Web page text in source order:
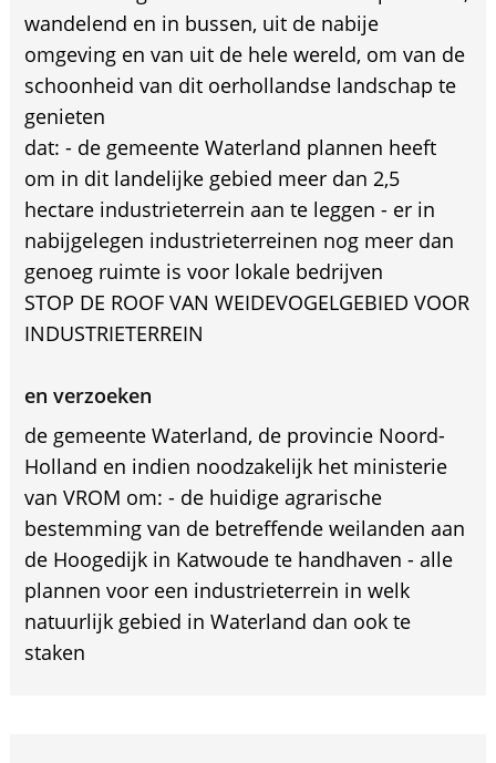
wandelend en in bussen, uit de nabije
omgeving en van uit de hele wereld, om van de
schoonheid van dit oerhollandse landschap te
genieten
dat: - de gemeente Waterland plannen heeft
om in dit landelijke gebied meer dan 2,5
hectare industrieterrein aan te leggen - er in
nabijgelegen industrieterreinen nog meer dan
genoeg ruimte is voor lokale bedrijven
STOP DE ROOF VAN WEIDEVOGELGEBIED VOOR
INDUSTRIETERREIN
en verzoeken
de gemeente Waterland, de provincie Noord-
Holland en indien noodzakelijk het ministerie
van VROM om: - de huidige agrarische
bestemming van de betreffende weilanden aan
de Hoogedijk in Katwoude te handhaven - alle
plannen voor een industrieterrein in welk
natuurlijk gebied in Waterland dan ook te
staken